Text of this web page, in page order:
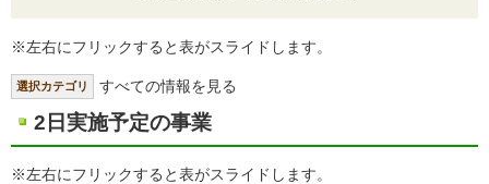
※左右にフリックすると表がスライドします。
選択カテゴリ すべての情報を見る
2日実施予定の事業
※左右にフリックすると表がスライドします。